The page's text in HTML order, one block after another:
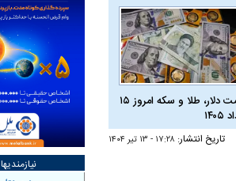
قیمت دلار، طلا و سکه امروز ۱۵
تاریخ انتشار: ۱۷:۲۸ - ۱۳ تير ۱۴۰۴
نیازمندیها